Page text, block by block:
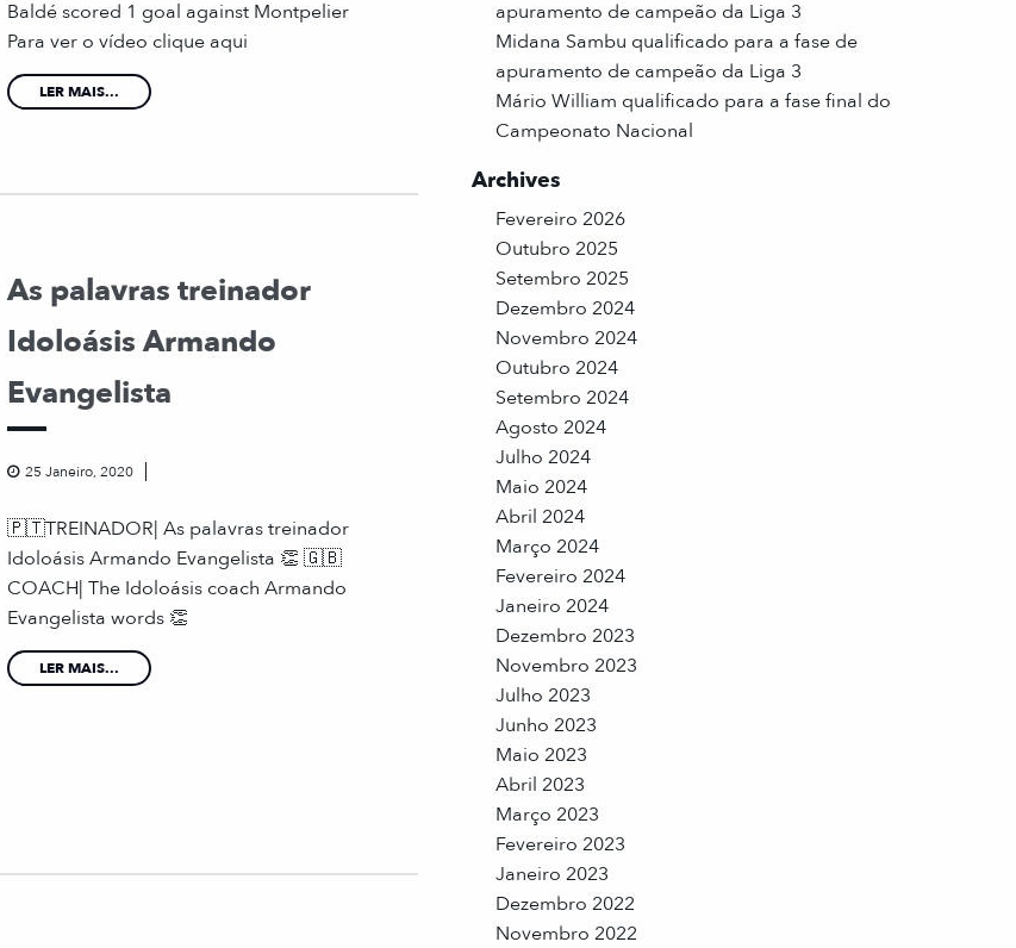
Baldé scored 1 goal against Montpelier
Para ver o vídeo clique aqui
LER MAIS...
As palavras treinador
Idoloásis Armando
Evangelista
25 Janeiro, 2020
🇵🇹TREINADOR| As palavras treinador
Idoloásis Armando Evangelista 👏 🇬🇧
COACH| The Idoloásis coach Armando
Evangelista words 👏
LER MAIS...
apuramento de campeão da Liga 3
Midana Sambu qualificado para a fase de
apuramento de campeão da Liga 3
Mário William qualificado para a fase final do
Campeonato Nacional
Archives
Fevereiro 2026
Outubro 2025
Setembro 2025
Dezembro 2024
Novembro 2024
Outubro 2024
Setembro 2024
Agosto 2024
Julho 2024
Maio 2024
Abril 2024
Março 2024
Fevereiro 2024
Janeiro 2024
Dezembro 2023
Novembro 2023
Julho 2023
Junho 2023
Maio 2023
Abril 2023
Março 2023
Fevereiro 2023
Janeiro 2023
Dezembro 2022
Novembro 2022